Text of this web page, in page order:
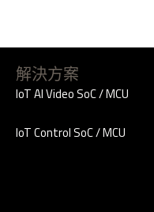
解決方案
IoT AI Video SoC / MCU
IoT Control SoC / MCU